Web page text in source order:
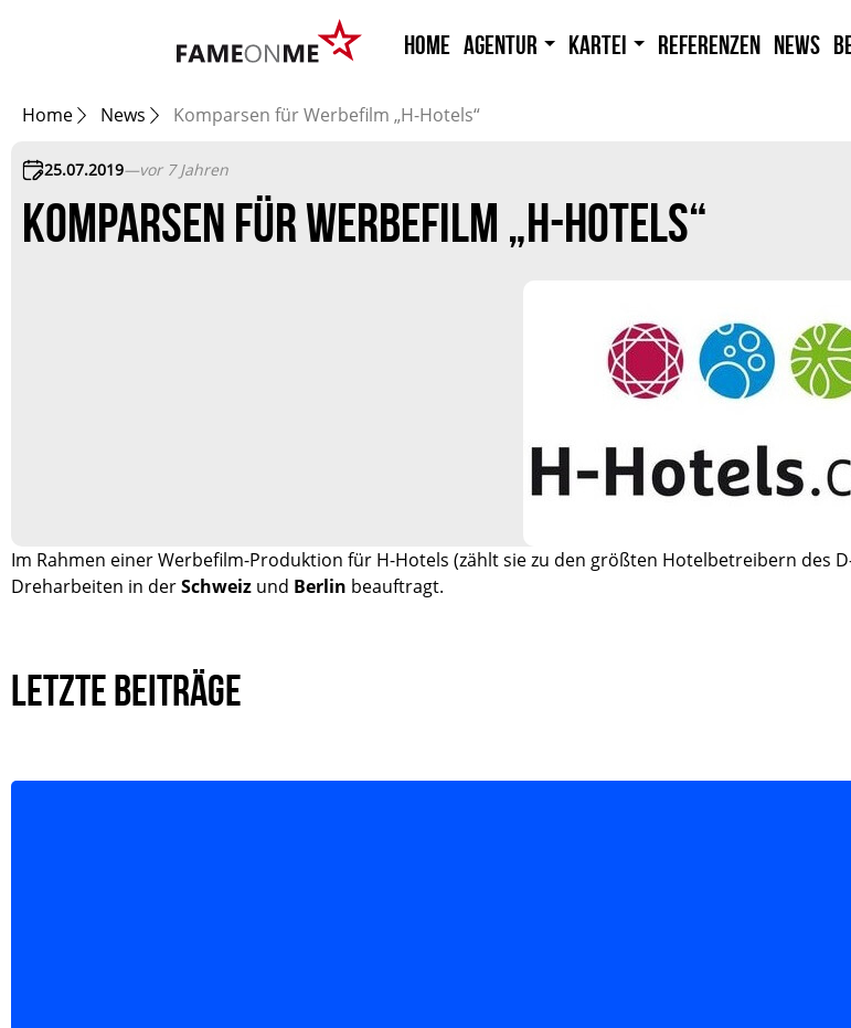
HOME Agentur Kartei Referenzen News
Home News Komparsen für Werbefilm „H-Hotels“
25.07.2019—vor 7 Jahren
KOMPARSEN FÜR WERBEFILM „H-HOTELS“
Im Rahmen einer Werbefilm-Produktion für H-Hotels (zählt sie zu den größten Hotelbetreibern des
Dreharbeiten in derSchweiz und Berlin beauftragt.
LETZTE BEITRÄGE